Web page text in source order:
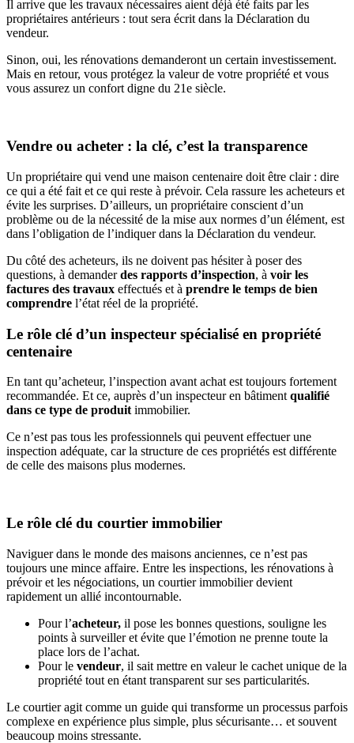
Il arrive que les travaux nécessaires aient déjà été faits par les
propriétaires antérieurs : tout sera écrit dans la Déclaration du
vendeur.
Sinon, oui, les rénovations demanderont un certain investissement.
Mais en retour, vous protégez la valeur de votre propriété et vous
vous assurez un confort digne du 21e siècle.
Vendre ou acheter : la clé, c’est la transparence
Un propriétaire qui vend une maison centenaire doit être clair : dire
ce qui a été fait et ce qui reste à prévoir. Cela rassure les acheteurs et
évite les surprises. D’ailleurs, un propriétaire conscient d’un
problème ou de la nécessité de la mise aux normes d’un élément, est
dans l’obligation de l’indiquer dans la Déclaration du vendeur.
Du côté des acheteurs, ils ne doivent pas hésiter à poser des
questions, à demanderdes rapports d’inspection, à voir les
factures des travaux effectués et à prendre le temps de bien
comprendre l’état réel de la propriété.
Le rôle clé d’un inspecteur spécialisé en propriété
centenaire
En tant qu’acheteur, l’inspection avant achat est toujours fortement
recommandée. Et ce, auprès d’un inspecteur en bâtiment qualifié
dans ce type de produit immobilier.
Ce n’est pas tous les professionnels qui peuvent effectuer une
inspection adéquate, car la structure de ces propriétés est différente
de celle des maisons plus modernes.
Le rôle clé du courtier immobilier
Naviguer dans le monde des maisons anciennes, ce n’est pas
toujours une mince affaire. Entre les inspections, les rénovations à
prévoir et les négociations, un courtier immobilier devient
rapidement un allié incontournable.
Pour l’acheteur, il pose les bonnes questions, souligne les
points à surveiller et évite que l’émotion ne prenne toute la
place lors de l’achat.
Pour le vendeur, il sait mettre en valeur le cachet unique de la
propriété tout en étant transparent sur ses particularités.
Le courtier agit comme un guide qui transforme un processus parfois
complexe en expérience plus simple, plus sécurisante… et souvent
beaucoup moins stressante.